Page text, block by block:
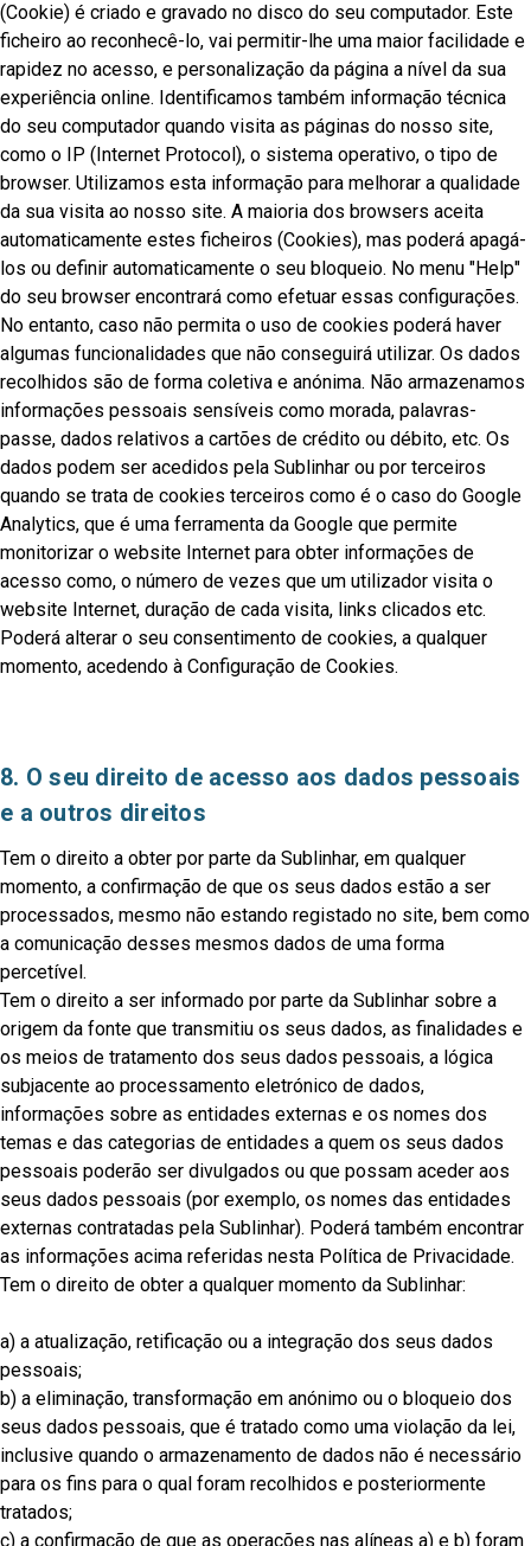
(Cookie) é criado e gravado no disco do seu computador. Este
ficheiro ao reconhecê-lo, vai permitir-lhe uma maior facilidade e
rapidez no acesso, e personalização da página a nível da sua
experiência online. Identificamos também informação técnica
do seu computador quando visita as páginas do nosso site,
como o IP (Internet Protocol), o sistema operativo, o tipo de
browser. Utilizamos esta informação para melhorar a qualidade
da sua visita ao nosso site. A maioria dos browsers aceita
automaticamente estes ficheiros (Cookies), mas poderá apagá-
los ou definir automaticamente o seu bloqueio. No menu "Help"
do seu browser encontrará como efetuar essas configurações.
No entanto, caso não permita o uso de cookies poderá haver
algumas funcionalidades que não conseguirá utilizar. Os dados
recolhidos são de forma coletiva e anónima. Não armazenamos
informações pessoais sensíveis como morada, palavras-
passe, dados relativos a cartões de crédito ou débito, etc. Os
dados podem ser acedidos pela Sublinhar ou por terceiros
quando se trata de cookies terceiros como é o caso do Google
Analytics, que é uma ferramenta da Google que permite
monitorizar o website Internet para obter informações de
acesso como, o número de vezes que um utilizador visita o
website Internet, duração de cada visita, links clicados etc.
Poderá alterar o seu consentimento de cookies, a qualquer
momento, acedendo à Configuração de Cookies.
8. O seu direito de acesso aos dados pessoais
e a outros direitos
Tem o direito a obter por parte da Sublinhar, em qualquer
momento, a confirmação de que os seus dados estão a ser
processados, mesmo não estando registado no site, bem como
a comunicação desses mesmos dados de uma forma
percetível.
Tem o direito a ser informado por parte da Sublinhar sobre a
origem da fonte que transmitiu os seus dados, as finalidades e
os meios de tratamento dos seus dados pessoais, a lógica
subjacente ao processamento eletrónico de dados,
informações sobre as entidades externas e os nomes dos
temas e das categorias de entidades a quem os seus dados
pessoais poderão ser divulgados ou que possam aceder aos
seus dados pessoais (por exemplo, os nomes das entidades
externas contratadas pela Sublinhar). Poderá também encontrar
as informações acima referidas nesta Política de Privacidade.
Tem o direito de obter a qualquer momento da Sublinhar:
a) a atualização, retificação ou a integração dos seus dados
pessoais;
b) a eliminação, transformação em anónimo ou o bloqueio dos
seus dados pessoais, que é tratado como uma violação da lei,
inclusive quando o armazenamento de dados não é necessário
para os fins para o qual foram recolhidos e posteriormente
tratados;
c) a confirmação de que as operações nas alíneas a) e b) foram